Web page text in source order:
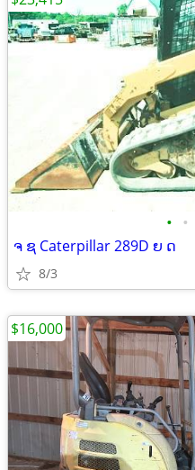
• •
ຈ ຊ Caterpillar 289D ຍ ດ
8/3
$16,000